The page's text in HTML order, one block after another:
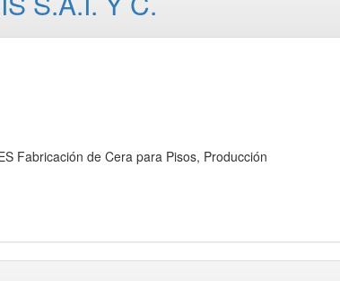
Fabricación de Cera para Pisos, Producción